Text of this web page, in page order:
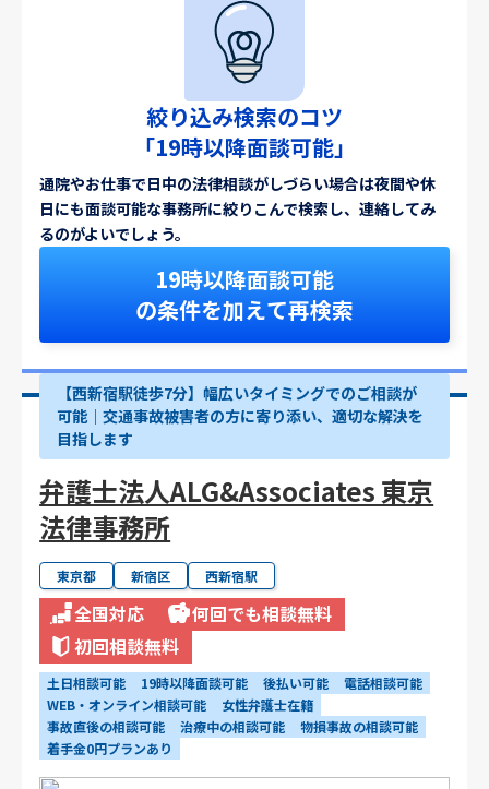
絞り込み検索のコツ
「19時以降面談可能」
通院やお仕事で日中の法律相談がしづらい場合は夜間や休
日にも面談可能な事務所に絞りこんで検索し、連絡してみ
るのがよいでしょう。
19時以降面談可能
の条件を加えて再検索
【西新宿駅徒歩7分】幅広いタイミングでのご相談が
可能｜交通事故被害者の方に寄り添い、適切な解決を
目指します
弁護士法人ALG&Associates 東京
法律事務所
東京都 新宿区 西新宿駅
全国対応
何回でも相談無料
初回相談無料
土日相談可能 19時以降面談可能 後払い可能
電話相談可能
WEB・オンライン相談可能
女性弁護士在籍
事故直後の相談可能
治療中の相談可能
物損事故の相談可能
着手金0円プランあり